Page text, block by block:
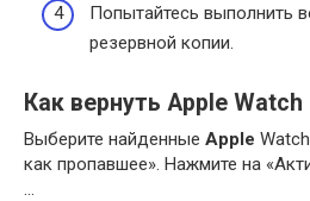
Попытайтесь выполнить
резервной копии.
Как вернуть Apple
Выберите найденные Apple
как пропавшее». Нажмите на
…